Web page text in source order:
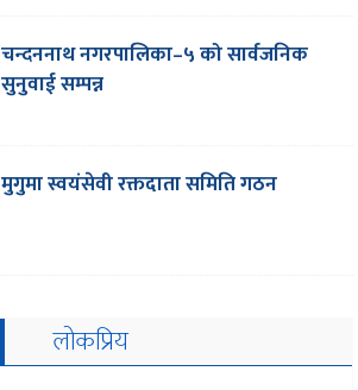
चन्दननाथ नगरपालिका–५ को सार्वजनिक
सुनुवाई सम्पन्न
मुगुमा स्वयंसेवी रक्तदाता समिति गठन
लोकप्रिय